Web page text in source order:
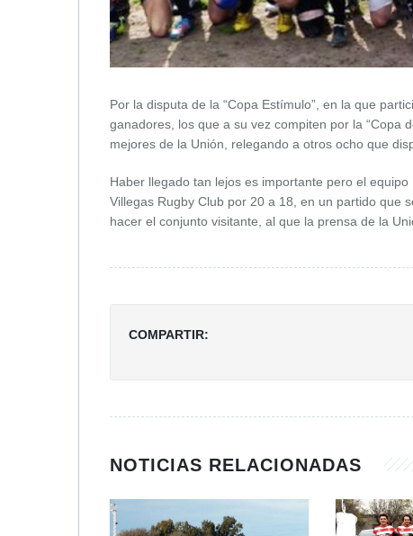
Por la disputa de la “Copa Estímulo”, en la que
ganadores, los que a su vez compiten por la “Copa
mejores de la Unión, relegando a otros ocho que
Haber llegado tan lejos es importante pero el
Villegas Rugby Club por 20 a 18, en un partido que
hacer el conjunto visitante, al que la prensa de la
COMPARTIR:
NOTICIAS RELACIONADAS